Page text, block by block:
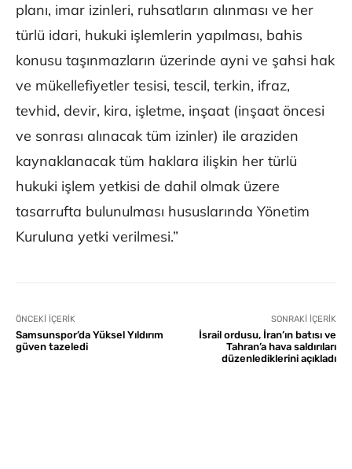
planı, imar izinleri, ruhsatların alınması ve her
türlü idari, hukuki işlemlerin yapılması, bahis
konusu taşınmazların üzerinde ayni ve şahsi hak
ve mükellefiyetler tesisi, tescil, terkin, ifraz,
tevhid, devir, kira, işletme, inşaat (inşaat öncesi
ve sonrası alınacak tüm izinler) ile araziden
kaynaklanacak tüm haklara ilişkin her türlü
hukuki işlem yetkisi de dahil olmak üzere
tasarrufta bulunulması hususlarında Yönetim
Kuruluna yetki verilmesi.”
ÖNCEKI İÇERIK
Samsunspor’da Yüksel Yıldırım
güven tazeledi
SONRAKI İÇERIK
İsrail ordusu, İran’ın batısı ve
Tahran’a hava saldırıları
düzenlediklerini açıkladı